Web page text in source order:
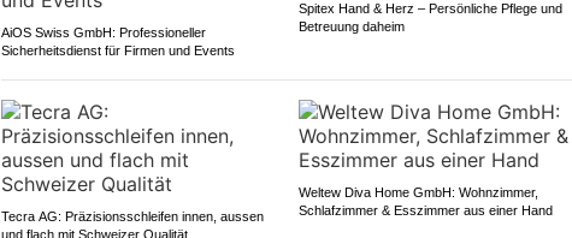
AiOS Swiss GmbH: Professioneller
Sicherheitsdienst für Firmen und Events
Spitex Hand & Herz – Persönliche Pflege und
Betreuung daheim
Tecra AG: Präzisionsschleifen innen, aussen
und flach mit Schweizer Qualität
Weltew Diva Home GmbH: Wohnzimmer,
Schlafzimmer & Esszimmer aus einer Hand